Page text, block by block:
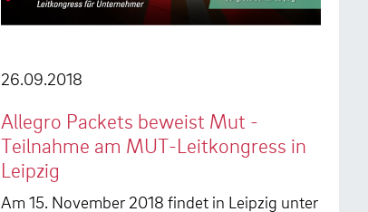
26.09.2018
Allegro Packets beweist Mut -
Teilnahme am MUT-Leitkongress in
Leipzig
Am 15. November 2018 findet in Leipzig unter